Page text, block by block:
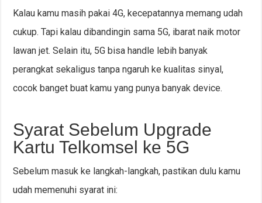
Kalau kamu masih pakai 4G, kecepatannya memang udah
cukup. Tapi kalau dibandingin sama 5G, ibarat naik motor
lawan jet. Selain itu, 5G bisa handle lebih banyak
perangkat sekaligus tanpa ngaruh ke kualitas sinyal,
cocok banget buat kamu yang punya banyak device.
Syarat Sebelum Upgrade
Kartu Telkomsel ke 5G
Sebelum masuk ke langkah-langkah, pastikan dulu kamu
udah memenuhi syarat ini: